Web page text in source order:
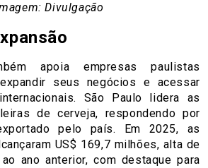
Divulgação
apoia empresas paulistas
seus negócios e acessar
São Paulo lidera as
de cerveja, respondendo por
pelo país. Em 2025, as
US$ 169,7 milhões, alta de
ano anterior, com destaque para